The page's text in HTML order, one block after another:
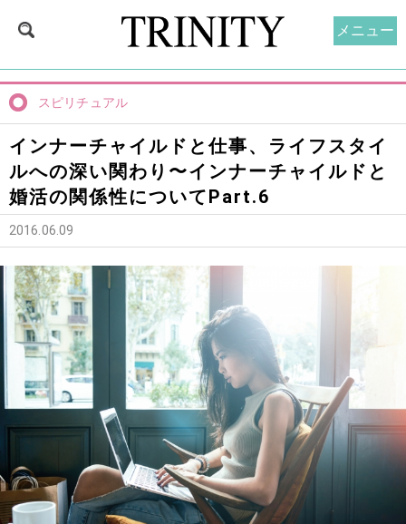
スピリチュアル
インナーチャイルドと仕事、ライフスタイ
ルへの深い関わり〜インナーチャイルドと
婚活の関係性についてPart.6
2016.06.09
メニュー